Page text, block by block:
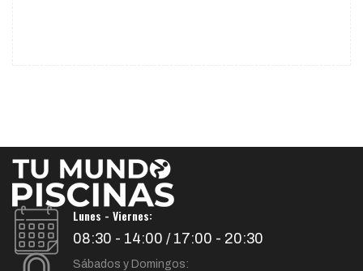
Lunes - Viernes:
08:30 - 14:00 / 17:00 - 20:30
Sábados y Domingos: